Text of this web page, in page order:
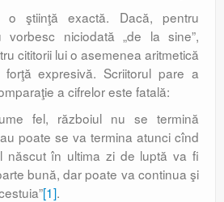
o ştiinţă exactă. Dacă, pentru
vorbesc niciodată „de la sine”,
cititorii lui o asemenea aritmetică
expresivă. Scriitorul pare a
a cifrelor este fatală:
fel, războiul nu se termină
poate se va termina atunci cînd
născut în ultima zi de luptă va fi
bună, dar poate va continua şi
[1].